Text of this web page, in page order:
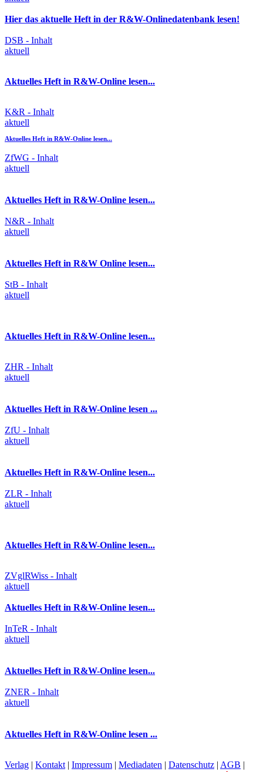
Hier das aktuelle Heft in der R&W-Onlinedatenbank lesen!
DSB - Inhalt
aktuell
Aktuelles Heft in R&W-Online lesen...
K&R - Inhalt
aktuell
Aktuelles Heft in R&W-Online lesen...
ZfWG - Inhalt
aktuell
Aktuelles Heft in R&W-Online lesen...
N&R - Inhalt
aktuell
Aktuelles Heft in R&W Online lesen...
StB - Inhalt
aktuell
Aktuelles Heft in R&W-Online lesen...
ZHR - Inhalt
aktuell
Aktuelles Heft in R&W-Online lesen ...
ZfU - Inhalt
aktuell
Aktuelles Heft in R&W-Online lesen...
ZLR - Inhalt
aktuell
Aktuelles Heft in R&W-Online lesen...
ZVglRWiss - Inhalt
aktuell
Aktuelles Heft in R&W-Online lesen...
InTeR - Inhalt
aktuell
Aktuelles Heft in R&W-Online lesen...
ZNER - Inhalt
aktuell
Aktuelles Heft in R&W-Online lesen ...
Verlag | Kontakt | Impressum | Mediadaten | Datenschutz | AGB |